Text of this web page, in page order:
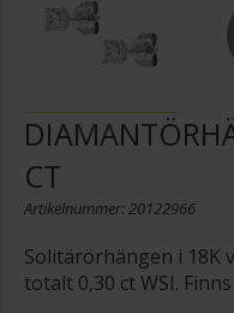
CT
Artikelnummer: 20122966
Solitärörhängen i 18K
totalt 0,30 ct WSI.